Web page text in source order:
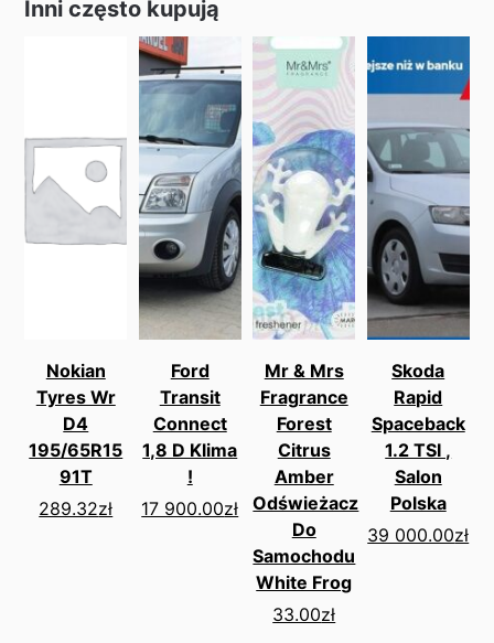
Inni często kupują
Nokian
Tyres Wr
D4
195/65R15
91T
289.32zł
Ford
Transit
Connect
1,8 D Klima
!
17 900.00zł
Mr & Mrs
Fragrance
Forest
Citrus
Amber
Odświeżacz
Do
Samochodu
White Frog
33.00zł
Skoda
Rapid
Spaceback
1.2 TSI ,
Salon
Polska
39 000.00zł